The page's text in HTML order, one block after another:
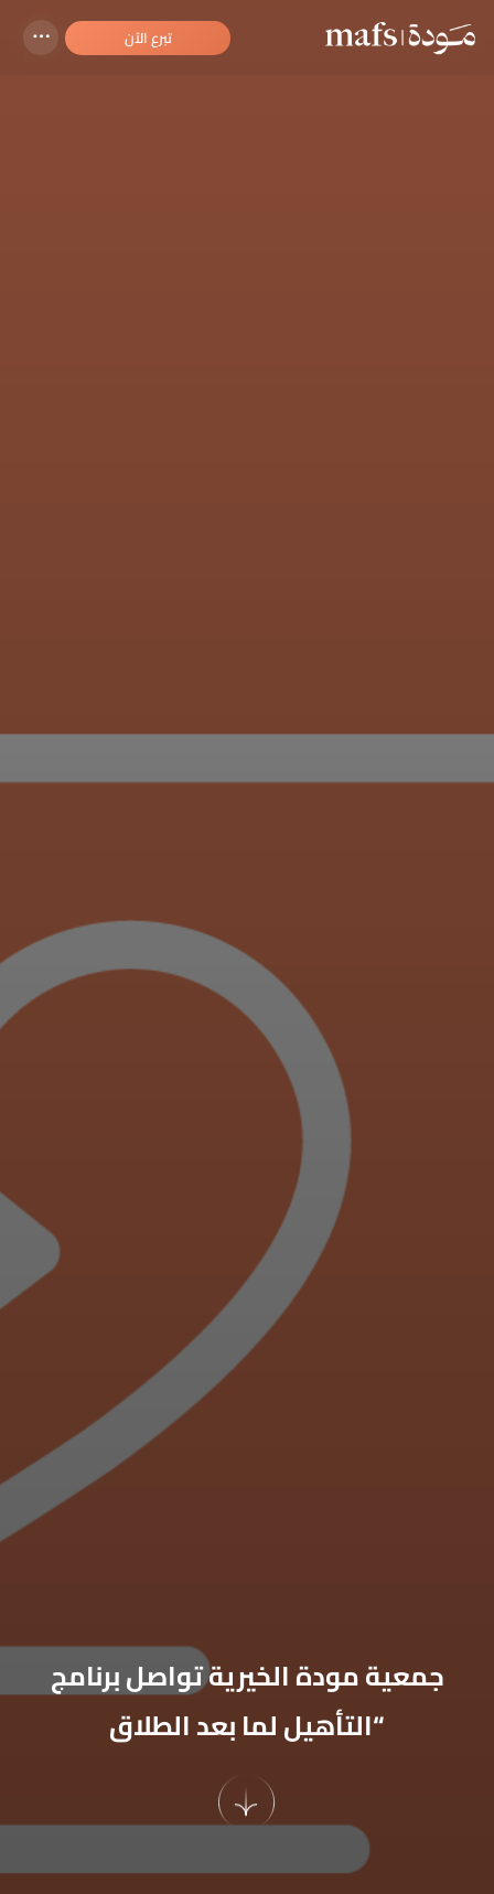
تبرع الآن
جمعية مودة الخيرية تواصل برنامج
“التأهيل لما بعد الطلاق